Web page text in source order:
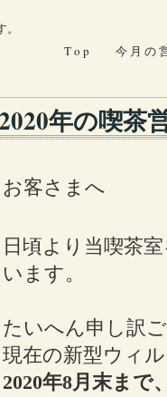
T o p
今 月 の
年の喫茶
お客さまへ
日頃より当喫茶
います。
たいへん申し訳
現在の新型ウィ
2020年8月末まで